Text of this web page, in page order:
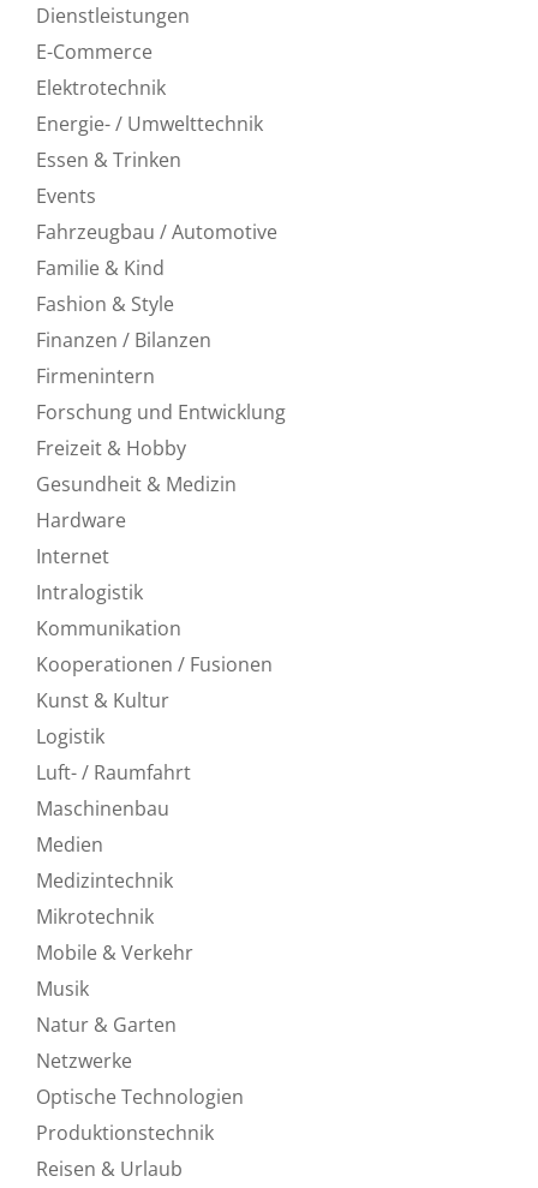
Dienstleistungen
E-Commerce
Elektrotechnik
Energie- / Umwelttechnik
Essen & Trinken
Events
Fahrzeugbau / Automotive
Familie & Kind
Fashion & Style
Finanzen / Bilanzen
Firmenintern
Forschung und Entwicklung
Freizeit & Hobby
Gesundheit & Medizin
Hardware
Internet
Intralogistik
Kommunikation
Kooperationen / Fusionen
Kunst & Kultur
Logistik
Luft- / Raumfahrt
Maschinenbau
Medien
Medizintechnik
Mikrotechnik
Mobile & Verkehr
Musik
Natur & Garten
Netzwerke
Optische Technologien
Produktionstechnik
Reisen & Urlaub